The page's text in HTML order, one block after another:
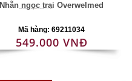
Nhẫn ngọc trai Overwelmed
Mã hàng: 69211034
549.000 VNĐ